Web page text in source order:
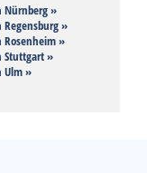
Nürnberg »
»
»
Stuttgart »
Ulm »